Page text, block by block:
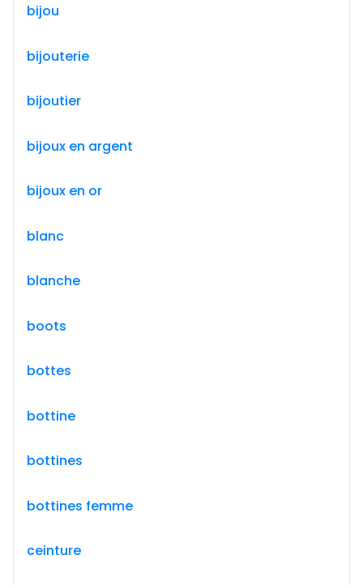
bijou
bijouterie
bijoutier
bijoux en argent
bijoux en or
blanc
blanche
boots
bottes
bottine
bottines
bottines femme
ceinture